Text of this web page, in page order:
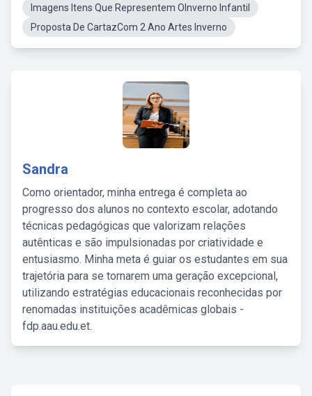
Imagens Itens Que Representem OInverno Infantil
Proposta De CartazCom 2 Ano Artes Inverno
Sandra
Como orientador, minha entrega é completa ao
progresso dos alunos no contexto escolar, adotando
técnicas pedagógicas que valorizam relações
autênticas e são impulsionadas por criatividade e
entusiasmo. Minha meta é guiar os estudantes em sua
trajetória para se tornarem uma geração excepcional,
utilizando estratégias educacionais reconhecidas por
renomadas instituições acadêmicas globais -
fdp.aau.edu.et.